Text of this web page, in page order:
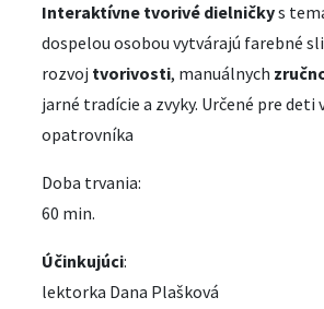
Interaktívne tvorivé dielničkys
dospelou osobou vytvárajú farebné
rozvoj tvorivosti, manuálnych
jarné tradície a zvyky. Určené pre
opatrovníka
Doba trvania:
60 min.
Účinkujúci:
lektorka Dana Plašková